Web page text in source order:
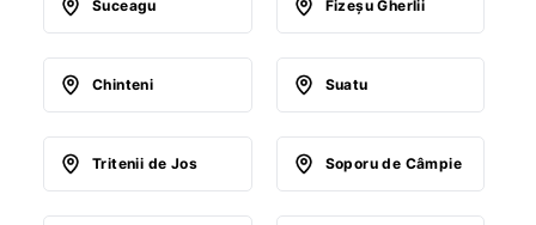
Suceagu Fizeşu Gherlii
Chinteni Suatu
Tritenii de Jos Soporu de Câmpie